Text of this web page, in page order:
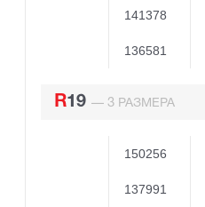
141378
136581
R19 — 3 РАЗМЕРА
150256
137991